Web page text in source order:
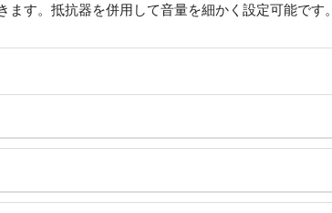
す。抵抗器を併用して音量を細かく設定可能です